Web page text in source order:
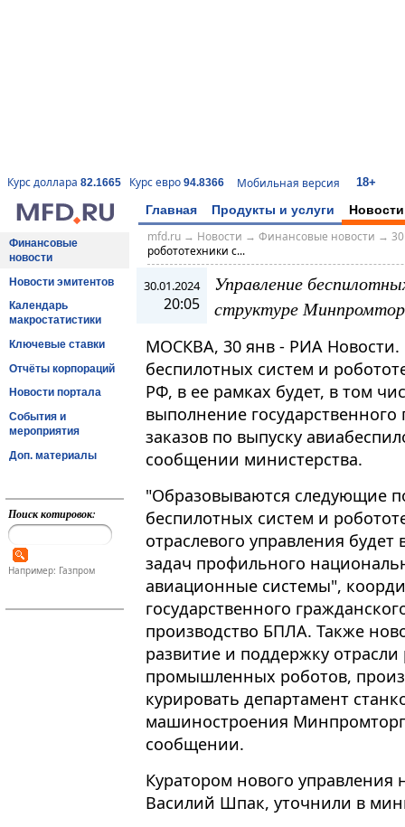
Курс доллара 82.1665 Курс евро 94.8366 Мобильная версия 18+
Главная Продукты и услуги Новости
Финансовые
новости
Новости эмитентов
Календарь
макростатистики
Ключевые ставки
Отчёты корпораций
Новости портала
События и
мероприятия
Доп. материалы
Поиск котировок:
Например: Газпром
mfd.ru→ Новости → Финансовые новости →
робототехники с...
30.01.2024
20:05
Управление
структуре
МОСКВА, 30 янв - РИА Новости.
беспилотных систем и
РФ, в ее рамках будет, в том
выполнение
заказов по выпуску
сообщении министерства.
"Образовываются следующие
беспилотных систем и
отраслевого управления
задач профильного
авиационные системы",
государственного
производство БПЛА. Также
развитие и поддержку
промышленных роботов,
курировать департамент
машиностроения
сообщении.
Куратором нового
Василий Шпак, уточнили в